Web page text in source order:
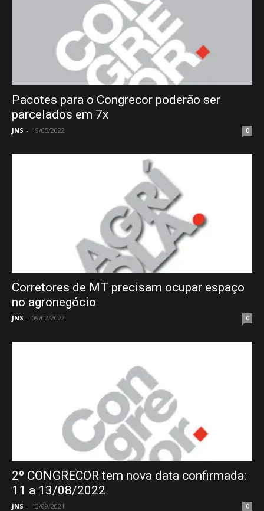
Pacotes para o Congrecor poderão ser
parcelados em 7x
JNS - 19/05/2022 0
Corretores de MT precisam ocupar espaço
no agronegócio
JNS - 09/02/2022 0
2º CONGRECOR tem nova data confirmada:
11 a 13/08/2022
JNS - 13/09/2021 0